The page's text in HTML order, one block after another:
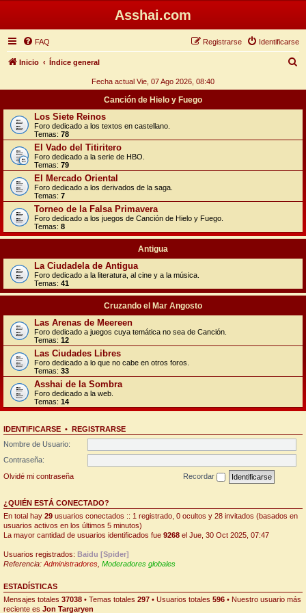
Asshai.com
FAQ Identificarse
Registrarse
Inicio Índice general
c
Fecha actual Vie, 07 Ago 2026, 08:40
Canción de Hielo y Fuego
Los Siete Reinos
Foro dedicado a los textos en castellano.
Temas: 78
El Vado del Titiritero
Foro dedicado a la serie de HBO.
Temas: 79
El Mercado Oriental
Foro dedicado a los derivados de la saga.
Temas: 7
Torneo de la Falsa Primavera
Foro dedicado a los juegos de Canción de Hielo y Fuego.
Temas: 8
Antigua
La Ciudadela de Antigua
Foro dedicado a la literatura, al cine y a la música.
Temas: 41
Cruzando el Mar Angosto
Las Arenas de Meereen
Foro dedicado a juegos cuya temática no sea de Canción.
Temas: 12
Las Ciudades Libres
Foro dedicado a lo que no cabe en otros foros.
Temas: 33
Asshai de la Sombra
Foro dedicado a la web.
Temas: 14
IDENTIFICARSE • REGISTRARSE
Nombre de Usuario:
Contraseña:
Olvidé mi contraseña
Recordar
¿QUIÉN ESTÁ CONECTADO?
En total hay 29 usuarios conectados :: 1 registrado, 0 ocultos y 28 invitados (basados en
usuarios activos en los últimos 5 minutos)
La mayor cantidad de usuarios identificados fue 9268 el Jue, 30 Oct 2025, 07:47
Usuarios registrados: Baidu [Spider]
Referencia: Administradores Moderadores globales
ESTADÍSTICAS
Mensajes totales 37038 • Temas totales 297 • Usuarios totales 596 • Nuestro usuario más
reciente es Jon Targaryen